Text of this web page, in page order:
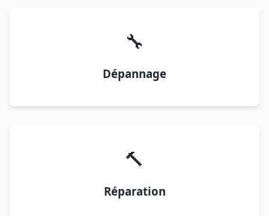
🔧
Dépannage
🔨
Réparation